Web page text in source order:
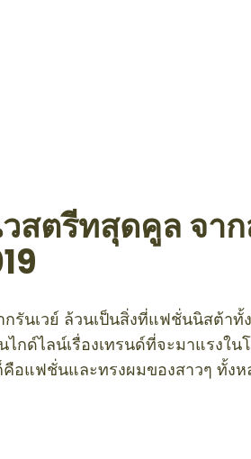
สตรีทสุดคูล จา
รันเวย์ ล้วนเป็นสิ่งที่แฟชั่นนิสต้าทั้
ไกด์ไลน์เรื่องเทรนด์ที่จะมาแรงใ
คือแฟชั่นและทรงผมของสาวๆ ทั้ง